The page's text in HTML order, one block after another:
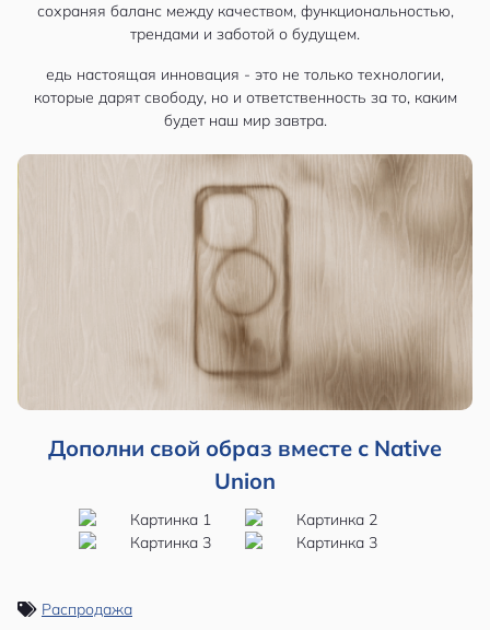
сохраняя баланс между качеством, функциональностью,
трендами и заботой о будущем.
едь настоящая инновация - это не только технологии,
которые дарят свободу, но и ответственность за то, каким
будет наш мир завтра.
Дополни свой образ вместе с Native
Union
Распродажа